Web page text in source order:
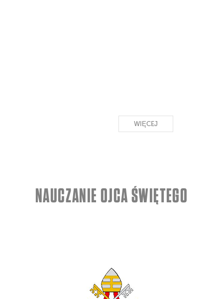
NAUCZANIE OJCA ŚWIĘTEGO
WIĘCEJ